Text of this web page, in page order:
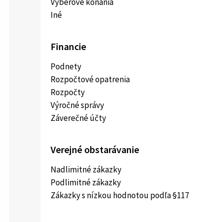
Iné
Financie
Podnety
Rozpočtové opatrenia
Rozpočty
Výročné správy
Záverečné účty
Verejné obstarávanie
Nadlimitné zákazky
Podlimitné zákazky
Zákazky s nízkou hodnotou podľa §117